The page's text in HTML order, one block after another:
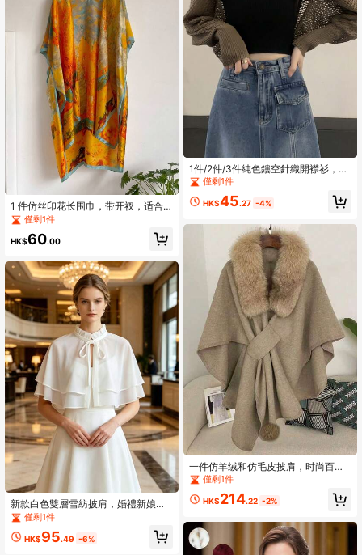
1 件仿丝印花长围巾，带开衩，适合
女性日常使用，夏季遮盖和防晒
僅剩1件
HK$60.00
新款白色雙層雪紡披肩，婚禮新娘禮
服外搭，立領荷葉邊蝴蝶結短披肩，
伴娘晚禮服披肩，輕量夏季婚禮派對
披肩
僅剩1件
HK$95.49 -6%
1件/2件/3件純色鏤空針織開襟衫，長
袖披肩襯衫，可搭配任何穿搭，展現
身體曲線，旅行必備且百搭，適合送
給女朋友、好朋友的禮物，女性配
僅剩1件
HK$45.27 -4%
一件仿羊绒和仿毛皮披肩，时尚百
搭，适合日常穿着、参加派对、旅
行，也是圣诞节送礼佳品。
僅剩1件
HK$214.22 -2%